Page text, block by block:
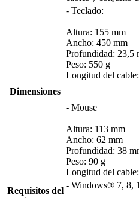
Dimensiones
- Teclado:
Altura: 155 mm
Ancho: 450 mm
Profundidad: 23,5
Peso: 550 g
Longitud del
- Mouse
Altura: 113 mm
Ancho: 62 mm
Profundidad: 38
Peso: 90 g
Longitud del
Requisitos del
- Windows® 7, 8,